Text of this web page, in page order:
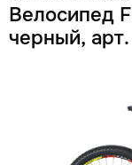
Велосипед
черный,